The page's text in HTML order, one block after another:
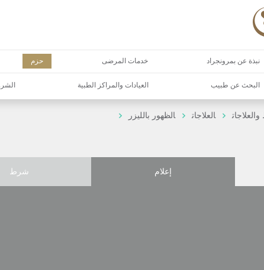
نبذة عن بمرونجراد خدمات المرضى حزم
البحث عن طبيب العيادات والمراكز الطبية
العلاجات الظهور بالليزر
إعلام شرط